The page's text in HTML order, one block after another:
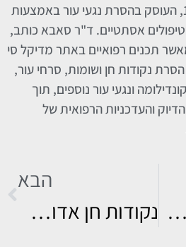
העוסק בהסרת נגעי עור באמצעות
אסתטיים. ד"ר סאבא כותב,
תכנים רפואיים באתר מדיקל סי
נקודות חן ושומות, סרחי עור,
ונגעי עור נוספים, תוך
והעדכניות הרפואית של
הסרת שומה – כמה זה עולה וכיצד מתבצעת?
הבא
נקודות חן אדומות – גורמים, סיכונים, מחיר ודרכי הסרה (כולל נקודת חן אדומה בולטת) | ד"ר ג'ורג' סאבא